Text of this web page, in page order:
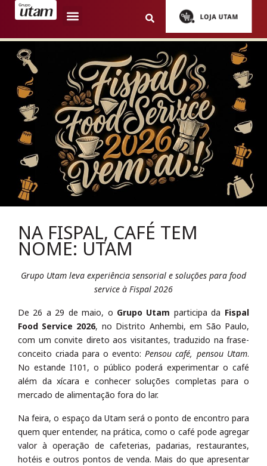
NA FISPAL, CAFÉ TEM
NOME: UTAM
Grupo Utam leva experiência sensorial e soluções para food
service à Fispal 2026
De 26 a 29 de maio, o Grupo Utam participa da Fispal
Food Service 2026, no Distrito Anhembi, em São Paulo,
com um convite direto aos visitantes, traduzido na frase-
conceito criada para o evento: Pensou café, pensou Utam.
No estande I101, o público poderá experimentar o café
além da xícara e conhecer soluções completas para o
mercado de alimentação fora do lar.
Na feira, o espaço da Utam será o ponto de encontro para
quem quer entender, na prática, como o café pode agregar
valor à operação de cafeterias, padarias, restaurantes,
hotéis e outros pontos de venda. Mais do que apresentar